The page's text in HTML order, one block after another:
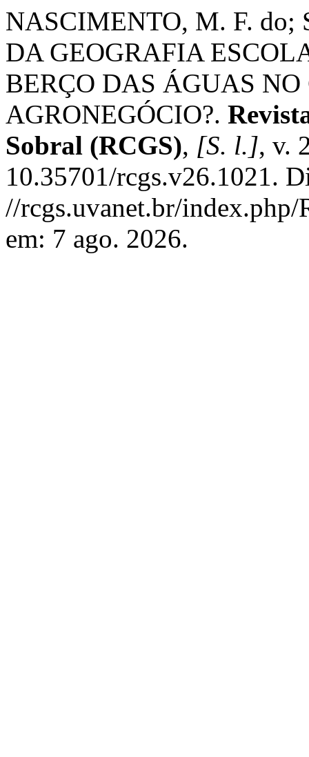
NASCIMENTO, M. F. do;
DA GEOGRAFIA
BERÇO DAS ÁGUAS
AGRONEGÓCIO?.
Sobral (RCGS), [S. l.], v.
10.35701/rcgs.v26.1021.
//rcgs.uvanet.br/
em: 7 ago. 2026.